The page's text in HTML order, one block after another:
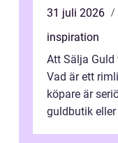
31 juli 2026
inspiration
Att Sälja
Vad är ett
köpare är
guldbutik